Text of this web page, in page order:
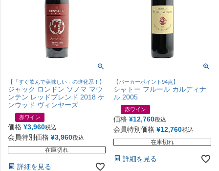
【「すぐ飲んで美味しい」の進化系！】
ジャック ロンドン ソノマ マウ
ンテン レッドブレンド 2018 ケ
ンウッド ヴィンヤーズ
赤ワイン
価格 ¥3,960税込
会員特別価格 ¥3,960税込
在庫切れ
詳細を見る
【パーカーポイント94点】
シャトー フルール カルディナ
ル 2005
赤ワイン
価格 ¥12,760税込
会員特別価格 ¥12,760税込
在庫切れ
詳細を見る